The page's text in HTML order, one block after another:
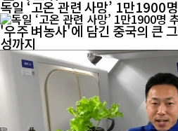
독일 ‘고온 관련 사망’ 1만1900
'우주 벼농사'에 담긴 중국의 큰
성까지